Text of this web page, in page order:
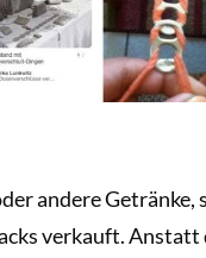
andere Getränke,
verkauft. Anstatt